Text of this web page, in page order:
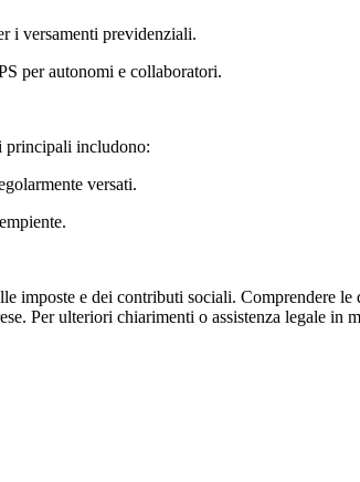
i versamenti previdenziali.
per autonomi e collaboratori.
principali includono:
versati.
imposte e dei contributi sociali. Comprendere le
Per ulteriori chiarimenti o assistenza legale in